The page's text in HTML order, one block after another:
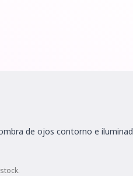
de ojos contorno e